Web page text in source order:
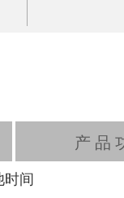
产品
时间